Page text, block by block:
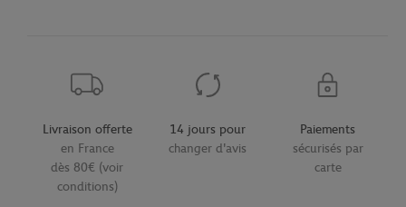
Livraison offerte
en France
dès 80€ (voir
conditions)
14 jours pour
changer d'avis
Paiements
sécurisés par
carte